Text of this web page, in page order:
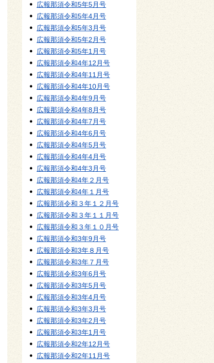
広報那須令和5年5月号
広報那須令和5年4月号
広報那須令和5年3月号
広報那須令和5年2月号
広報那須令和5年1月号
広報那須令和4年12月号
広報那須令和4年11月号
広報那須令和4年10月号
広報那須令和4年9月号
広報那須令和4年8月号
広報那須令和4年7月号
広報那須令和4年6月号
広報那須令和4年5月号
広報那須令和4年4月号
広報那須令和4年3月号
広報那須令和4年２月号
広報那須令和4年１月号
広報那須令和３年１２月号
広報那須令和３年１１月号
広報那須令和３年１０月号
広報那須令和3年9月号
広報那須令和3年８月号
広報那須令和3年７月号
広報那須令和3年6月号
広報那須令和3年5月号
広報那須令和3年4月号
広報那須令和3年3月号
広報那須令和3年2月号
広報那須令和3年1月号
広報那須令和2年12月号
広報那須令和2年11月号